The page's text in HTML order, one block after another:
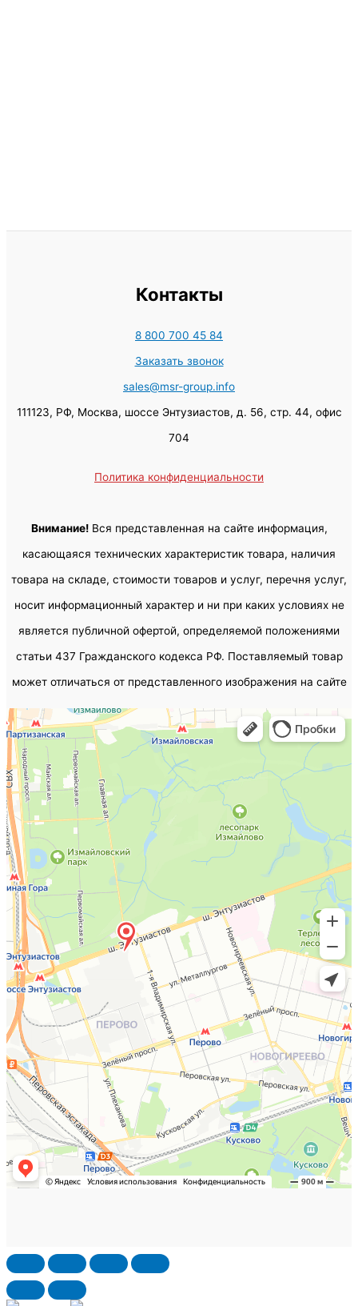
Контакты
8 800 700 45 84
Заказать звонок
sales@msr-group.info
111123, РФ, Москва, шоссе Энтузиастов, д. 56, стр. 44, офис
704
Политика конфиденциальности
Внимание!Вся представленная на сайте информация,
касающаяся технических характеристик товара, наличия
товара на складе, стоимости товаров и услуг, перечня услуг,
носит информационный характер и ни при каких условиях не
является публичной офертой, определяемой положениями
статьи 437 Гражданского кодекса РФ. Поставляемый товар
может отличаться от представленного изображения на сайте